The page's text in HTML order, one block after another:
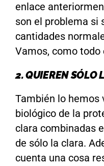
enlace
son el problema si
cantidades
Vamos, como todo
2. QUIEREN SÓLO
También lo hemos
biológico de la
clara combinadas
de sólo la clara.
cuenta una cosa